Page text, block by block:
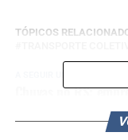
TÓPICOS
Chuvas no RS:
podem alterar
rodovias